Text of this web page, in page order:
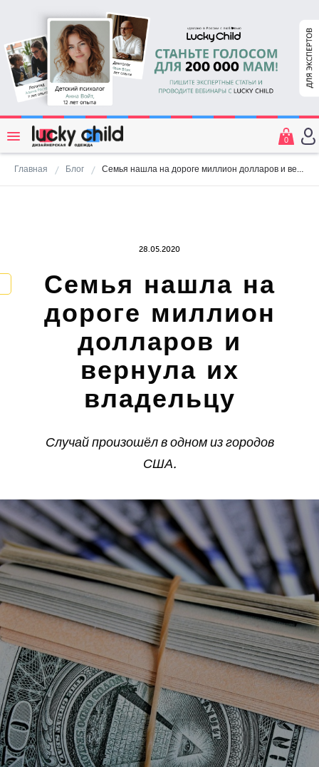
0
Главная Блог Семья нашла на дороге миллион долларов и вернула их владельцу
28.05.2020
Семья нашла на
дороге миллион
долларов и
вернула их
владельцу
Случай произошёл в одном из городов
США.